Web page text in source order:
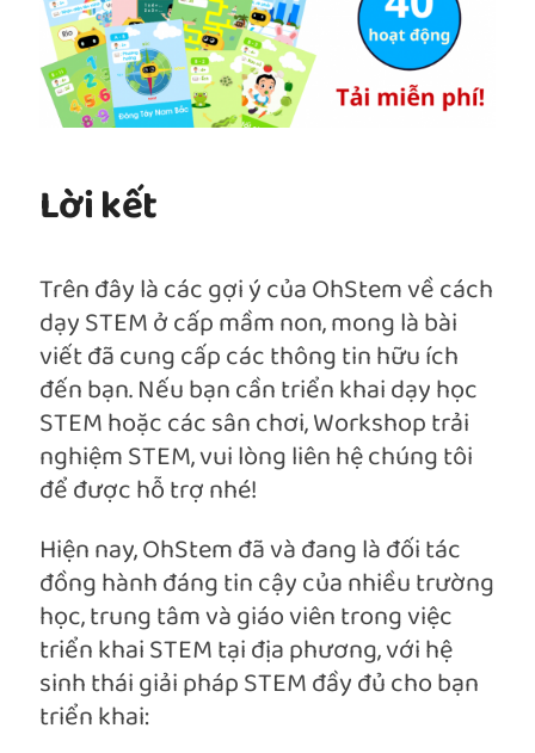
Lời kết
Trên đây là các gợi ý của OhStem về cách
dạy STEM ở cấp mầm non, mong là bài
viết đã cung cấp các thông tin hữu ích
đến bạn. Nếu bạn cần triển khai dạy học
STEM hoặc các sân chơi, Workshop trải
nghiệm STEM, vui lòng liên hệ chúng tôi
để được hỗ trợ nhé!
Hiện nay, OhStem đã và đang là đối tác
đồng hành đáng tin cậy của nhiều trường
học, trung tâm và giáo viên trong việc
triển khai STEM tại địa phương, với hệ
sinh thái giải pháp STEM đầy đủ cho bạn
triển khai: